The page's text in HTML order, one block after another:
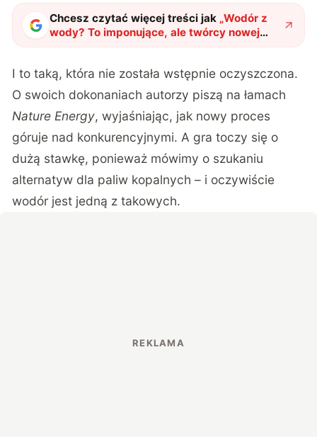
Chcesz czytać więcej treści jak „Wodór z
wody? To imponujące, ale twórcy nowej
metody poszli o krok dalej"?
I to taką, która nie została wstępnie oczyszczona.
O swoich dokonaniach autorzy piszą na łamach
Nature Energy, wyjaśniając, jak nowy proces
góruje nad konkurencyjnymi. A gra toczy się o
dużą stawkę, ponieważ mówimy o szukaniu
alternatyw dla paliw kopalnych – i oczywiście
wodór jest jedną z takowych.